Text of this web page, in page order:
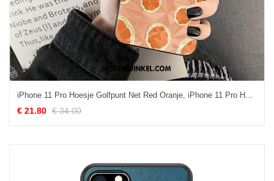
iPhone 11 Pro Hoesje Golfpunt Net Red Oranje, iPhone 11 Pro Hoesje Mobiele Telefoon Koe
€ 21.80 € 34.00